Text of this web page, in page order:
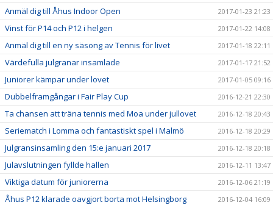
Anmäl dig till Åhus Indoor Open 2017-01-23 21:23
Vinst för P14 och P12 i helgen 2017-01-22 14:08
Anmäl dig till en ny säsong av Tennis för livet 2017-01-18 22:11
Värdefulla julgranar insamlade 2017-01-17 21:52
Juniorer kämpar under lovet 2017-01-05 09:16
Dubbelframgångar i Fair Play Cup 2016-12-21 22:30
Ta chansen att träna tennis med Moa under jullovet 2016-12-18 20:43
Seriematch i Lomma och fantastiskt spel i Malmö 2016-12-18 20:29
Julgransinsamling den 15:e januari 2017 2016-12-18 20:18
Julavslutningen fyllde hallen 2016-12-11 13:47
Viktiga datum för juniorerna 2016-12-06 21:19
Åhus P12 klarade oavgjort borta mot Helsingborg 2016-12-04 16:09